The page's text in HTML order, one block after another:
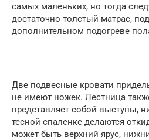
самых маленьких, но тогда
достаточно толстый матрас,
дополнительном подогреве
Две подвесные кровати
не имеют ножек. Лестница
представляет собой выступы,
тесной спаленке делаются
может быть верхний ярус,